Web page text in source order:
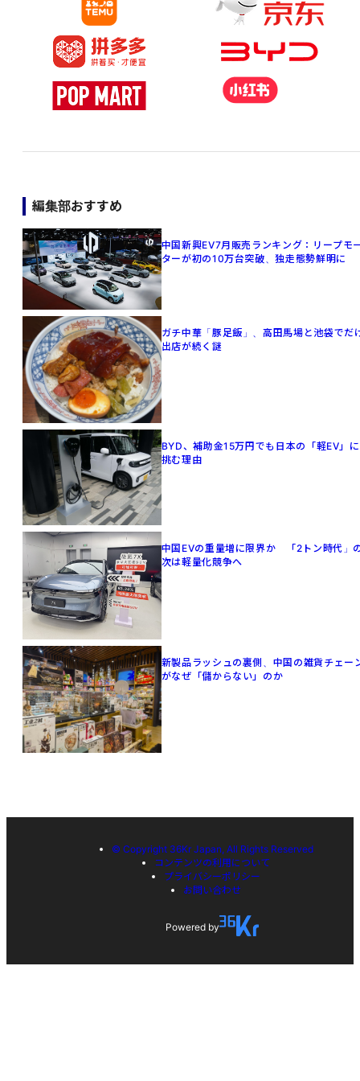
編集部おすすめ
中国新興EV7月販売ランキング：リープモ
ターが初の10万台突破、独走態勢鮮明に
ガチ中華「豚足飯」、高田馬場と池袋でだ
出店が続く謎
BYD、補助金15万円でも日本の「軽EV」に
挑む理由
中国EVの重量増に限界か 「2トン時代」
次は軽量化競争へ
新製品ラッシュの裏側、中国の雑貨チェー
がなぜ「儲からない」のか
© Copyright 36Kr Japan, All Rights Reserved
コンテンツの利用について
プライバシーポリシー
お問い合わせ
Powered by